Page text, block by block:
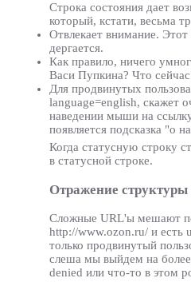
Строка состояния дает
который, кстати, весьма
Отвлекает внимание.
дергается.
Как правило, ничего
Васи Пупкина? Что
Для продвинутых
language=english, скажет
наведении мыши на
появляется подсказка "о
Когда статусную строку
в статусной строке.
Отражение структуры
Сложные URL'ы мешают
http://www.ozon.ru/ и есть
только продвинутый
слеша мы выйдем на более
denied или что-то в этом